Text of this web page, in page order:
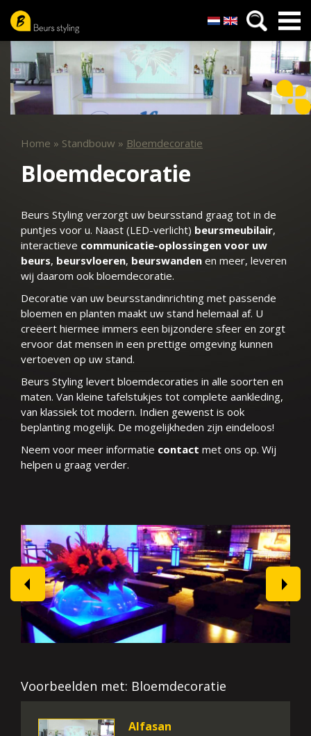
Nederlands
English
Overslaan
en
naar
de
inhoud
Home » Standbouw » Bloemdecoratie
Bloemdecoratie
Beurs Styling verzorgt uw beursstand graag tot in de
puntjes voor u. Naast (LED-verlicht) beursmeubilair,
interactieve communicatie-oplossingen voor uw
beurs, beursvloeren, beurswanden en meer, leveren
wij daarom ook bloemdecoratie.
Decoratie van uw beursstandinrichting met passende
bloemen en planten maakt uw stand helemaal af. U
creëert hiermee immers een bijzondere sfeer en zorgt
ervoor dat mensen in een prettige omgeving kunnen
vertoeven op uw stand.
Beurs Styling levert bloemdecoraties in alle soorten en
maten. Van kleine tafelstukjes tot complete aankleding,
van klassiek tot modern. Indien gewenst is ook
beplanting mogelijk. De mogelijkheden zijn eindeloos!
Neem voor meer informatie contact met ons op. Wij
helpen u graag verder.
prev next
Voorbeelden met: Bloemdecoratie
Alfasan